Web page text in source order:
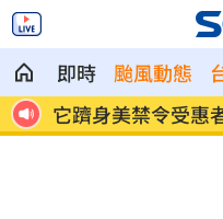
即時 颱風動態
朝
它躋身美禁令受
元